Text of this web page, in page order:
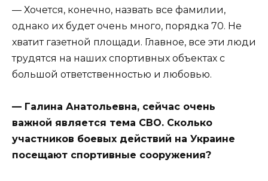
— Хочется, конечно, назвать все фамилии,
однако их будет очень много, порядка 70. Не
хватит газетной площади. Главное, все эти люди
трудятся на наших спортивных объектах с
большой ответственностью и любовью.
— Галина Анатольевна, сейчас очень
важной является тема СВО. Сколько
участников боевых действий на Украине
посещают спортивные сооружения?